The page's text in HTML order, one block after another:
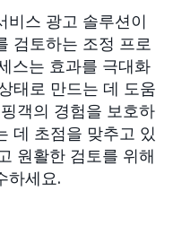
비스 광고 솔루션이
검토하는 조정 프로
스는 효과를 극대화
태로 만드는 데 도움
객의 경험을 보호하
데 초점을 맞추고 있
원활한 검토를 위해
하세요.